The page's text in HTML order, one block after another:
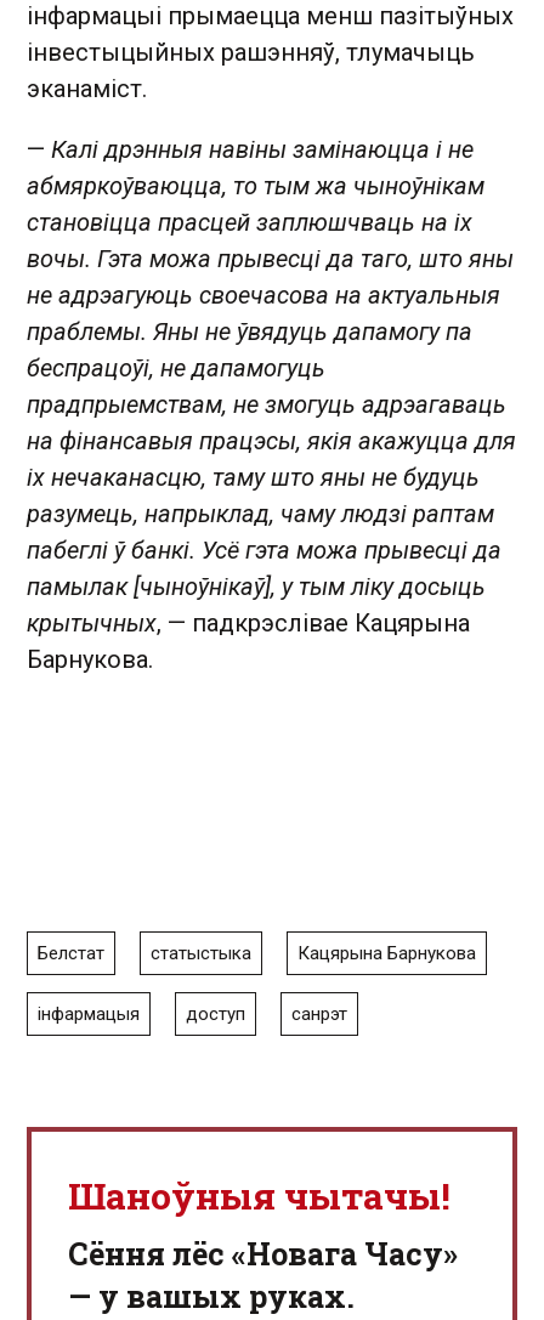
інфармацыі прымаецца менш пазітыўных
інвестыцыйных рашэнняў, тлумачыць
эканаміст.
— Калі дрэнныя навіны замінаюцца і не
абмяркоўваюцца, то тым жа чыноўнікам
становіцца прасцей заплюшчваць на іх
вочы. Гэта можа прывесці да таго, што яны
не адрэагуюць своечасова на актуальныя
праблемы. Яны не ўвядуць дапамогу па
беспрацоўі, не дапамогуць
прадпрыемствам, не змогуць адрэагаваць
на фінансавыя працэсы, якія акажуцца для
іх нечаканасцю, таму што яны не будуць
разумець, напрыклад, чаму людзі раптам
пабеглі ў банкі. Усё гэта можа прывесці да
памылак [чыноўнікаў], у тым ліку досыць
крытычных, — падкрэслівае Кацярына
Барнукова.
Белстат статыстыка Кацярына Барнукова
інфармацыя доступ санрэт
Шаноўныя чытачы!
Сёння лёс «Новага Часу»
— у вашых руках.